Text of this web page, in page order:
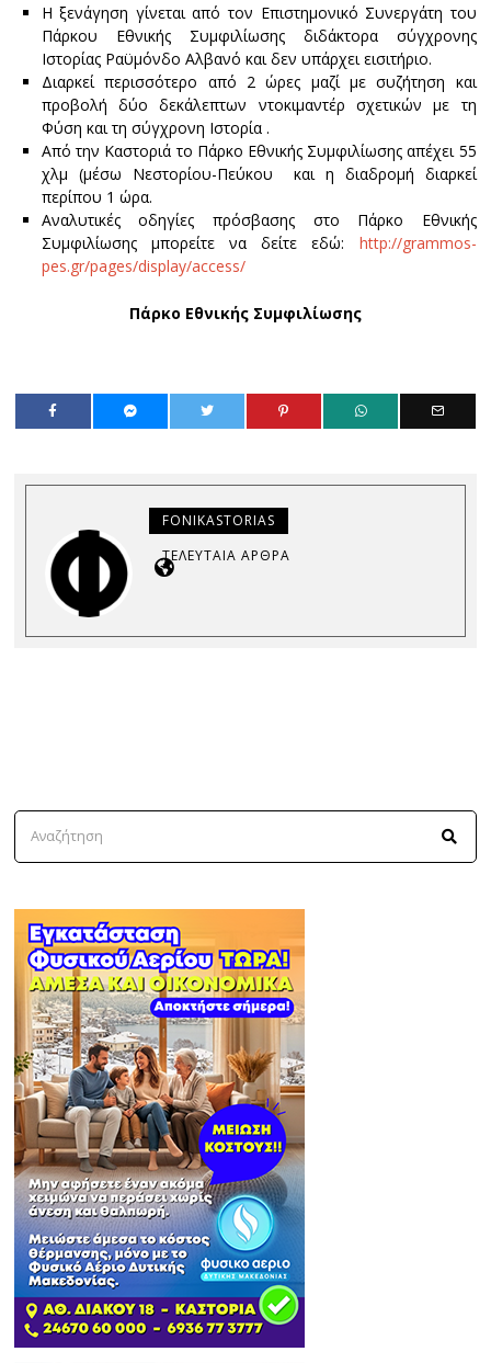
Η ξενάγηση γίνεται από τον Επιστημονικό Συνεργάτη του
Πάρκου Εθνικής Συμφιλίωσης διδάκτορα σύγχρονης
Ιστορίας Ραϋμόνδο Αλβανό και δεν υπάρχει εισιτήριο.
Διαρκεί περισσότερο από 2 ώρες μαζί με συζήτηση και
προβολή δύο δεκάλεπτων ντοκιμαντέρ σχετικών με τη
Φύση και τη σύγχρονη Ιστορία .
Από την Καστοριά το Πάρκο Εθνικής Συμφιλίωσης απέχει 55
χλμ (μέσω Νεστορίου-Πεύκου και η διαδρομή διαρκεί
περίπου 1 ώρα.
Αναλυτικές οδηγίες πρόσβασης στο Πάρκο Εθνικής
Συμφιλίωσης μπορείτε να δείτε εδώ: http://grammos-
pes.gr/pages/display/access/
Πάρκο Εθνικής Συμφιλίωσης
FONIKASTORIAS
ΤΕΛΕΥΤΑΊΑ ΆΡΘΡΑ